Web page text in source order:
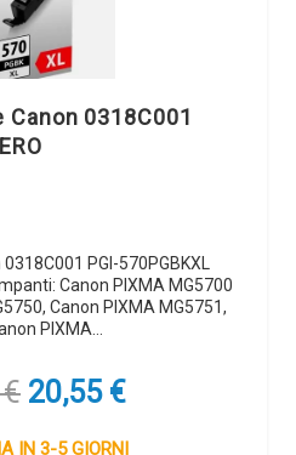
0318C001
PGI-570PGBKXL
Canon PIXMA MG5700
Canon PIXMA MG5751,
PIXMA…
€ Il
prezzo
20,55 €Il
IN 3-5 GIORNI